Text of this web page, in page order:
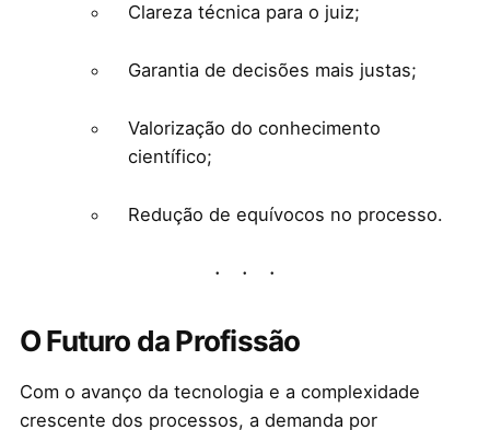
Clareza técnica para o juiz;
Garantia de decisões mais justas;
Valorização do conhecimento
científico;
Redução de equívocos no processo.
O Futuro da Profissão
Com o avanço da tecnologia e a complexidade
crescente dos processos, a demanda por